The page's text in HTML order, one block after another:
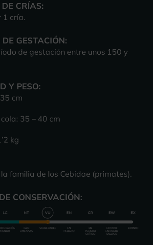
CRÍAS:
1 cría.
GESTACIÓN:
de gestación entre unos 150 y
Y PESO:
cm
35 – 40 cm
kg
familia de los Cebidae (primates).
CONSERVACIÓN: